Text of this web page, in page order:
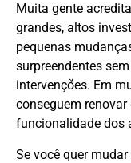
Muita gente
grandes, altos
pequenas
surpreendentes
intervenções. Em
conseguem
funcionalidade dos
Se você quer